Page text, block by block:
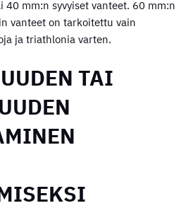
40 mm:n syvyiset vanteet. 60 mm:n
vanteet on tarkoitettu vain
ja triathlonia varten.
TAI